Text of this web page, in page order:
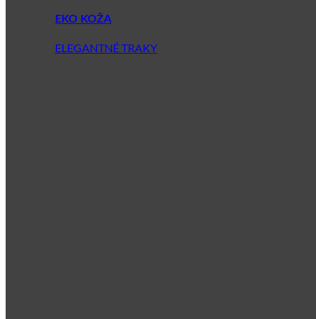
EKO KOŽA
ELEGANTNÉ TRAKY